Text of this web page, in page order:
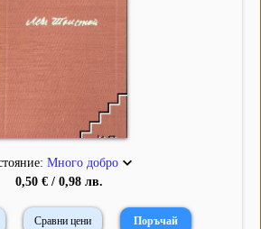
Много добро
0,50 € / 0,98 лв.
Сравни цени